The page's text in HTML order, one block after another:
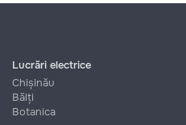
Lucrări electrice
Chișinău
Bălți
Botanica